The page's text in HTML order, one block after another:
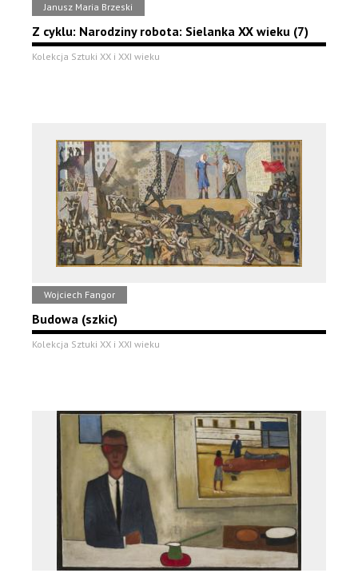
Janusz Maria Brzeski
Z cyklu: Narodziny robota: Sielanka XX wieku (7)
Kolekcja Sztuki XX i XXI wieku
Wojciech Fangor
Budowa (szkic)
Kolekcja Sztuki XX i XXI wieku